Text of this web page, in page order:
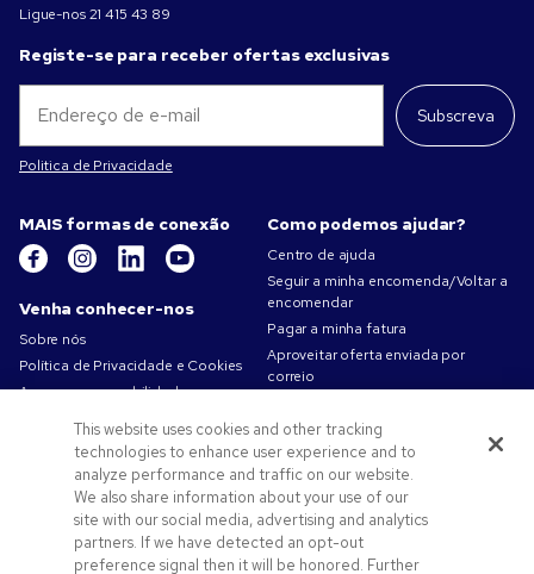
Ligue-nos 21 415 43 89
Registe-se para receber ofertas exclusivas
Subscreva
Politica de Privacidade
MAIS formas de conexão
Venha conhecer-nos
Sobre nós
Política de Privacidade e Cookies
A nossa responsabilidade
Condições de utilização
Termos de venda
Carreiras na Pens.com
Ofertas e recursos
Produtos promocionais
Códigos promocionais e cupões
Como podemos ajudar?
Centro de ajuda
Seguir a minha encomenda/Voltar a
encomendar
Pagar a minha fatura
Aproveitar oferta enviada por
correio
Contacte-nos
This website uses cookies and other tracking
technologies to enhance user experience and to
analyze performance and traffic on our website.
We also share information about your use of our
site with our social media, advertising and analytics
partners. If we have detected an opt-out
preference signal then it will be honored. Further